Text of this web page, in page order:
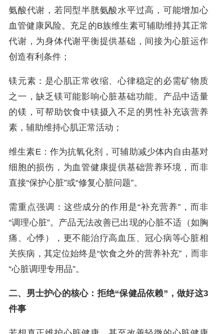
氨酸代谢，若同型半胱氨酸水平过高，可能增加心
血管健康风险。充足的B族维生素可辅助维持其正常
代谢，为身体代谢平衡提供基础，间接为心脏运作
创造有利条件；
镁元素：是心肌正常收缩、心律稳定的必需矿物质
之一，缺乏镁可能影响心脏基础功能。产品中适量
的镁，可帮助饮食中镁摄入不足的男性补充该营养
素，辅助维持心肌正常活动；
维生素E：作为抗氧化剂，可辅助减少体内自由基对
细胞的损伤，为血管健康提供基础营养环境，而非
直接“保护心脏”或“修复心脏问题”。
需重点强调：这些成分的作用是“补充营养”，而非
“调理心脏”。产品无法改善已出现的心脏不适（如胸
痛、心悸），更不能治疗高血压、冠心病等心脏相
关疾病，其定位始终是“饮食之外的营养补充”，而非
“心脏调理专用品”。
二、男士护心的核心：拒绝“保健品依赖”，做好这3
件事